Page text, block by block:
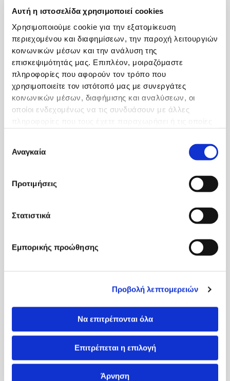
Αυτή η ιστοσελίδα χρησιμοποιεί cookies
Χρησιμοποιούμε cookie για την εξατομίκευση
περιεχομένου και διαφημίσεων, την παροχή λειτουργιών
κοινωνικών μέσων και την ανάλυση της
επισκεψιμότητάς μας. Επιπλέον, μοιραζόμαστε
πληροφορίες που αφορούν τον τρόπο που
χρησιμοποιείτε τον ιστότοπό μας με συνεργάτες
κοινωνικών μέσων, διαφήμισης και αναλύσεων, οι
οποίοι ενδεχομένως να τις συνδυάσουν με άλλες
συγκατάθεσης
Αναγκαία
Προτιμήσεις
Στατιστικά
Εμπορικής προώθησης
Προβολή λεπτομερειών
Να επιτρέπονται όλα
Επιτρέπεται η επιλογή
Άρνηση
19/05/2026
27/04/2026